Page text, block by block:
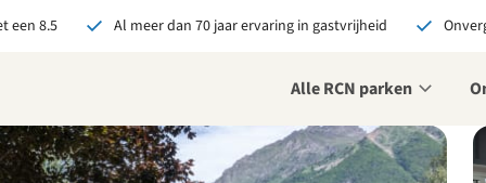
een 8.5 Al meer dan 70 jaar ervaring in gastvrijheid
Alle RCN parken